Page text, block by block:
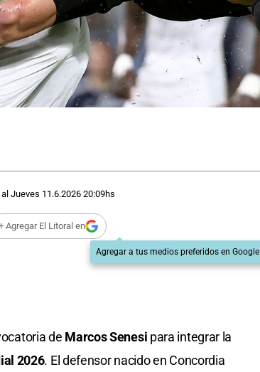
Jueves 11.6.2026 20:09hs
Agregar El Litoral en
Agregar a tus medios preferidos en Google
de Marcos Senesi para integrar la
2026. El defensor nacido en Concordia